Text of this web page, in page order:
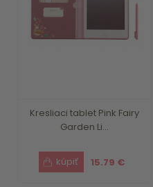
Kresliaci tablet Pink Fairy
Garden Li...
15.79 €